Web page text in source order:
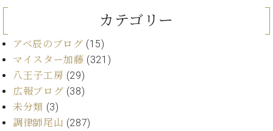
ー
ト
ア
ッ
プ
ラ
イ
ご
愛
用
者
の
室
展
示
情
報
ル・
スタ
カテゴリー
アベ辰のブログ (15)
マイスター加藤 (321)
八王子工房 (29)
広報ブログ (38)
未分類 (3)
調律師尾山 (287)